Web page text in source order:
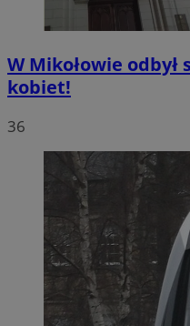
W Mikołowie
kobiet!
36